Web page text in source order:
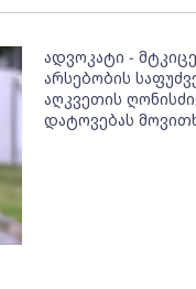
ადვოკატი -
არსებობის
აღკვეთის
დატოვებას